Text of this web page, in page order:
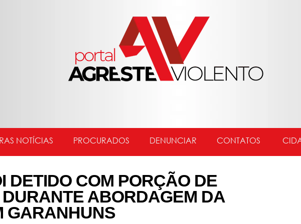
NOTÍCIAS PROCURADOS DENUNCIAR CONTATOS
DETIDO COM PORÇÃO DE
ABORDAGEM DA
GARANHUNS